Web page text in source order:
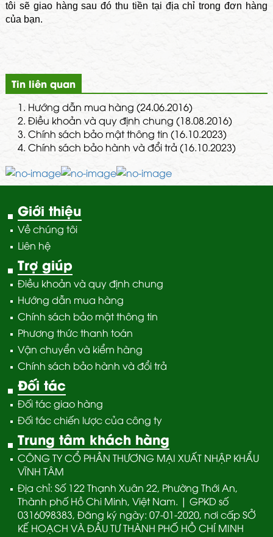
tôi sẽ giao hàng sau đó thu tiền tại địa chỉ trong đơn hàng
của bạn.
Tin liên quan
1. Hướng dẫn mua hàng (24.06.2016)
2. Điều khoản và quy định chung (18.08.2016)
3. Chính sách bảo mật thông tin (16.10.2023)
4. Chính sách bảo hành và đổi trả (16.10.2023)
Giới thiệu
Về chúng tôi
Liên hệ
Trợ giúp
Điều khoản và quy định chung
Hướng dẫn mua hàng
Chính sách bảo mật thông tin
Phương thức thanh toán
Vận chuyển và kiểm hàng
Chính sách bảo hành và đổi trả
Đối tác
Đối tác giao hàng
Đối tác chiến lược của công ty
Trung tâm khách hàng
CÔNG TY CỔ PHẦN THƯƠNG MẠI XUẤT NHẬP KHẨU
VĨNH TÂM
Địa chỉ: Số 122 Thạnh Xuân 22, Phường Thới An,
Thành phố Hồ Chi Minh, Việt Nam. | GPKD số
0316098383, Đăng ký ngày: 07-01-2020, nơi cấp SỞ
KẾ HOẠCH VÀ ĐẦU TƯ THÀNH PHỐ HỒ CHÍ MINH